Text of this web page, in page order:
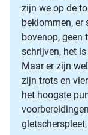
zijn we op de
beklommen,
bovenop, geen
schrijven, het
Maar er zijn
zijn trots en
het hoogste